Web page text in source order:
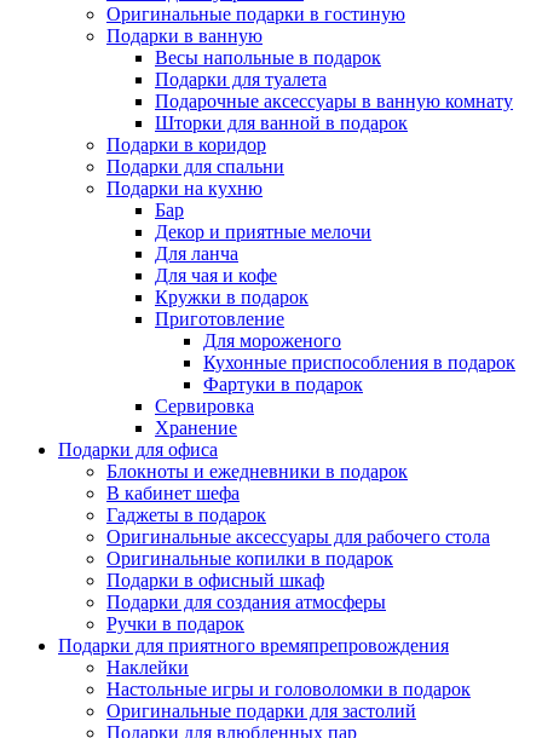
Оригинальные подарки в гостиную
Подарки в ванную
Весы напольные в подарок
Подарки для туалета
Подарочные аксессуары в ванную комнату
Шторки для ванной в подарок
Подарки в коридор
Подарки для спальни
Подарки на кухню
Бар
Декор и приятные мелочи
Для ланча
Для чая и кофе
Кружки в подарок
Приготовление
Для мороженого
Кухонные приспособления в подарок
Фартуки в подарок
Сервировка
Хранение
Подарки для офиса
Блокноты и ежедневники в подарок
В кабинет шефа
Гаджеты в подарок
Оригинальные аксессуары для рабочего стола
Оригинальные копилки в подарок
Подарки в офисный шкаф
Подарки для создания атмосферы
Ручки в подарок
Подарки для приятного времяпрепровождения
Наклейки
Настольные игры и головоломки в подарок
Оригинальные подарки для застолий
Подарки для влюбленных пар